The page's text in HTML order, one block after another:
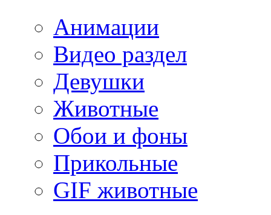
Анимации
Видео раздел
Девушки
Животные
Обои и фоны
Прикольные
GIF животные